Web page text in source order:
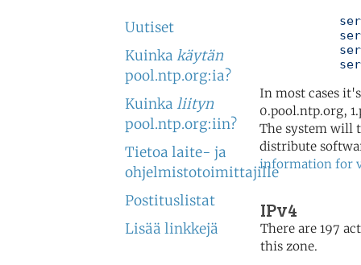
Uutiset
Kuinka käytän
pool.ntp.org:ia?
Kuinka liityn
pool.ntp.org:iin?
Tietoa laite- ja
ohjelmistotoimittajille
Postituslistat
Lisää linkkejä
In most cases
0.pool.ntp.org,
The system will
distribute
information for
IPv4
There are 197
this zone.